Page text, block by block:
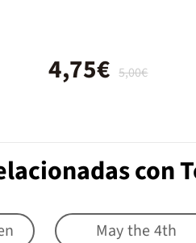
5,00€
4,75€
con
May the 4th